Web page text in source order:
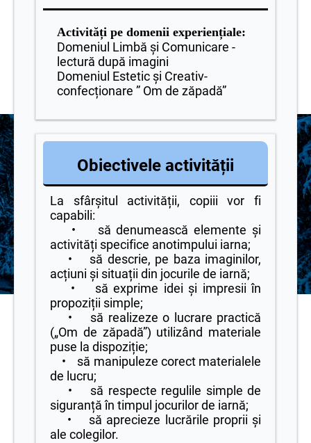
Activități pe domenii experiențiale:
Domeniul Limbă și Comunicare -
lectură după imagini
Domeniul Estetic și Creativ-
confecționare ” Om de zăpadă”
Obiectivele activității
La sfârșitul activității, copiii vor fi
capabili:
• să denumească elemente și
activități specifice anotimpului iarna;
• să descrie, pe baza imaginilor,
acțiuni și situații din jocurile de iarnă;
• să exprime idei și impresii în
propoziții simple;
• să realizeze o lucrare practică
(„Om de zăpadă”) utilizând materiale
puse la dispoziție;
• să manipuleze corect materialele
de lucru;
• să respecte regulile simple de
siguranță în timpul jocurilor de iarnă;
• să aprecieze lucrările proprii și
ale colegilor.